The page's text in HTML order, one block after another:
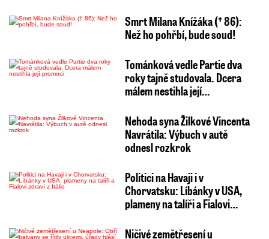
Smrt Milana Knížáka († 86):
Než ho pohřbí, bude soud!
Tománková vedle Partie dva
roky tajně studovala. Dcera
málem nestihla její…
Nehoda syna Žilkové Vincenta
Navrátila: Výbuch v autě
odnesl rozkrok
Politici na Havaji i v
Chorvatsku: Líbánky v USA,
plameny na talíři a Fialovi…
Ničivé zemětřesení u